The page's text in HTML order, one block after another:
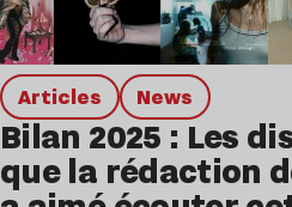
Articles news
Bilan 2025 : Les
que la rédaction